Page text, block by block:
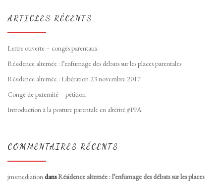
ARTICLES RÉCENTS
Lettre ouverte – congés parentaux
Résidence alternée : l’enfumage des débats sur les places parentales
Résidence alternée : Libération 23 novembre 2017
Congé de paternité – pétition
Introduction à la posture parentale en altérité #PPA
COMMENTAIRES RÉCENTS
jmsmediationdansRésidence alternée : l’enfumage des débats sur les places